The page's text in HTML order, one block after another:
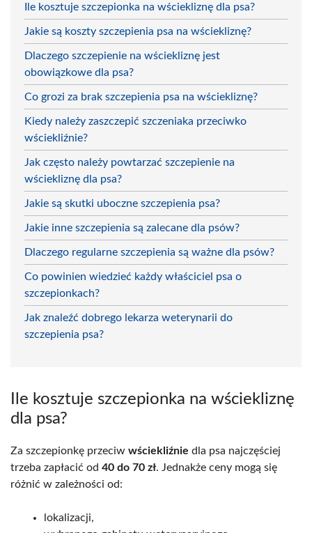
Ile kosztuje szczepionka na wściekliznę dla psa?
Jakie są koszty szczepienia psa na wściekliznę?
Dlaczego szczepienie na wściekliznę jest
obowiązkowe dla psa?
Co grozi za brak szczepienia psa na wściekliznę?
Kiedy należy zaszczepić szczeniaka przeciwko
wściekliźnie?
Jak często należy powtarzać szczepienie na
wściekliznę dla psa?
Jakie są skutki uboczne szczepienia psa?
Jakie inne szczepienia są zalecane dla psów?
Dlaczego regularne szczepienia są ważne dla psów?
Co powinien wiedzieć każdy właściciel psa o
szczepionkach?
Jak znaleźć dobrego lekarza weterynarii do
szczepienia psa?
Ile kosztuje szczepionka na wściekliznę
dla psa?
Za szczepionkę przeciw wściekliźnie dla psa najczęściej
trzeba zapłacić od 40 do 70 zł. Jednakże ceny mogą się
różnić w zależności od:
lokalizacji,